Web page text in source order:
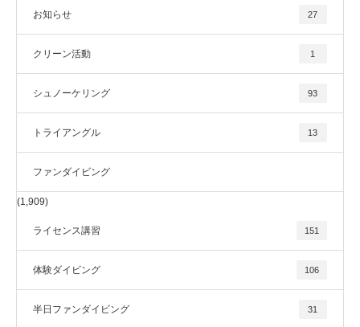
お知らせ 27
クリーン活動 1
シュノーケリング 93
トライアングル 13
ファンダイビング
(1,909)
ライセンス講習 151
体験ダイビング 106
半日ファンダイビング 31